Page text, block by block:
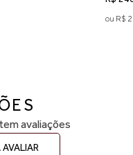
avaliações